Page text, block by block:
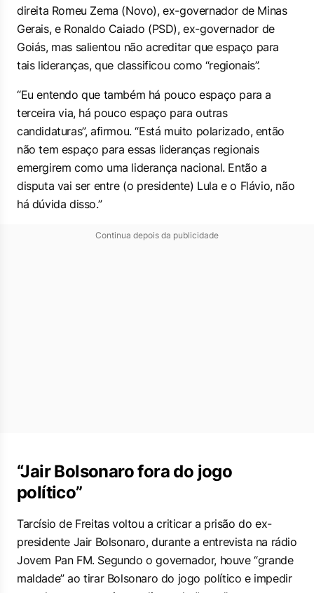
direita Romeu Zema (Novo), ex-governador de Minas
Gerais, e Ronaldo Caiado (PSD), ex-governador de
Goiás, mas salientou não acreditar que espaço para
tais lideranças, que classificou como “regionais”.
“Eu entendo que também há pouco espaço para a
terceira via, há pouco espaço para outras
candidaturas”, afirmou. “Está muito polarizado, então
não tem espaço para essas lideranças regionais
emergirem como uma liderança nacional. Então a
disputa vai ser entre (o presidente) Lula e o Flávio, não
há dúvida disso.”
Continua depois da publicidade
“Jair Bolsonaro fora do jogo
político”
Tarcísio de Freitas voltou a criticar a prisão do ex-
presidente Jair Bolsonaro, durante a entrevista na rádio
Jovem Pan FM. Segundo o governador, houve “grande
maldade” ao tirar Bolsonaro do jogo político e impedir